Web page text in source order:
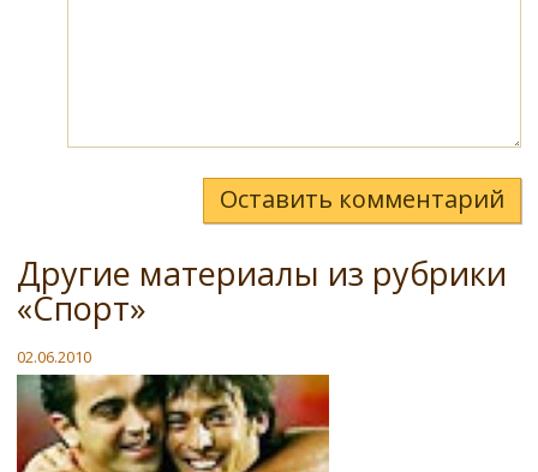
Оставить комментарий
Другие материалы из рубрики
«Спорт»
02.06.2010